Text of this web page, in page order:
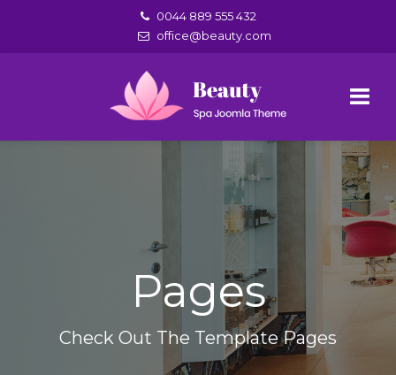
0044 889 555 432
office@beauty.com
Pages
Check Out The Template Pages